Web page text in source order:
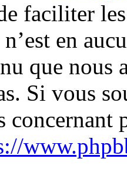
faciliter
en
que nous
Si vous